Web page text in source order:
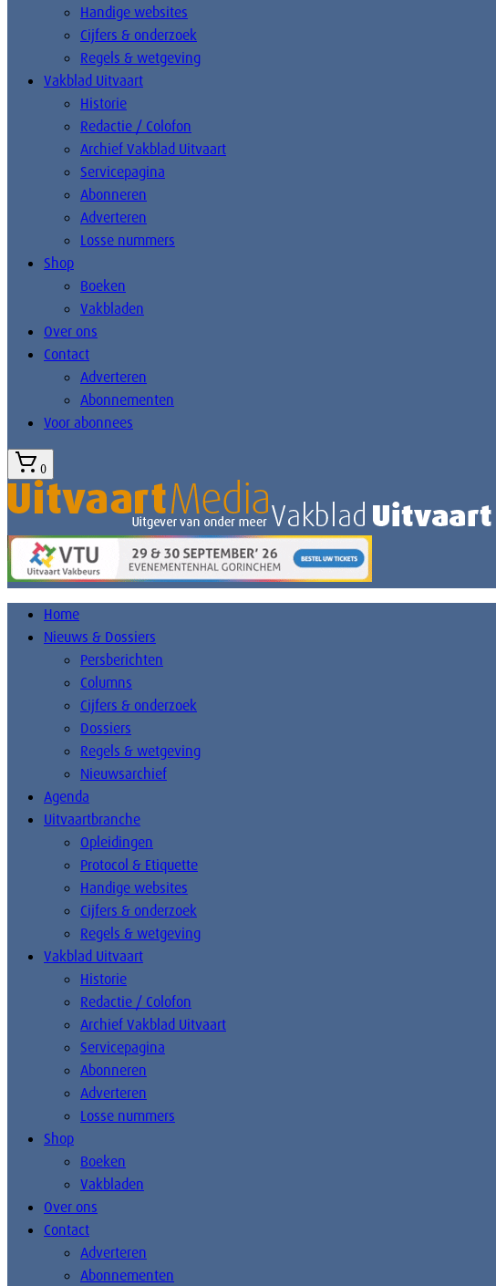
Handige websites
Cijfers & onderzoek
Regels & wetgeving
Vakblad Uitvaart
Historie
Redactie / Colofon
Archief Vakblad Uitvaart
Servicepagina
Abonneren
Adverteren
Losse nummers
Shop
Boeken
Vakbladen
Over ons
Contact
Adverteren
Abonnementen
Voor abonnees
0
Home
Nieuws & Dossiers
Persberichten
Columns
Cijfers & onderzoek
Dossiers
Regels & wetgeving
Nieuwsarchief
Agenda
Uitvaartbranche
Opleidingen
Protocol & Etiquette
Handige websites
Cijfers & onderzoek
Regels & wetgeving
Vakblad Uitvaart
Historie
Redactie / Colofon
Archief Vakblad Uitvaart
Servicepagina
Abonneren
Adverteren
Losse nummers
Shop
Boeken
Vakbladen
Over ons
Contact
Adverteren
Abonnementen